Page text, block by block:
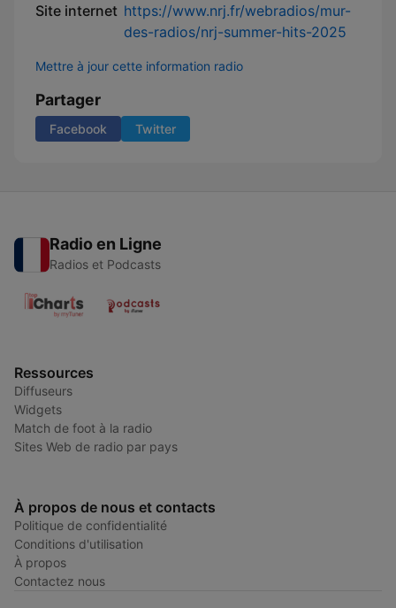
Site internet https://www.nrj.fr/webradios/mur-
des-radios/nrj-summer-hits-2025
Mettre à jour cette information radio
Partager
Facebook Twitter
Radio en Ligne
Radios et Podcasts
Ressources
Diffuseurs
Widgets
Match de foot à la radio
Sites Web de radio par pays
À propos de nous et contacts
Politique de confidentialité
Conditions d'utilisation
À propos
Contactez nous